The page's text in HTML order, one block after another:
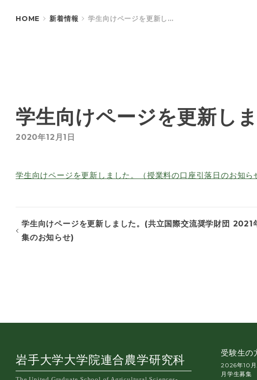
HOME 新着情報 学生向けページを更新しました。（授業料の口座引落日のお知らせ）
学生向けページを更新し
2020年12月1日
学生向けページを更新しました。（授業料の口座引落日のお知ら
学生向けページを更新しました。(共立国際交流奨学財団 2021
集のお知らせ)
岩手大学大学院連合農学研究科
受験生の
2026年10
月学生募集